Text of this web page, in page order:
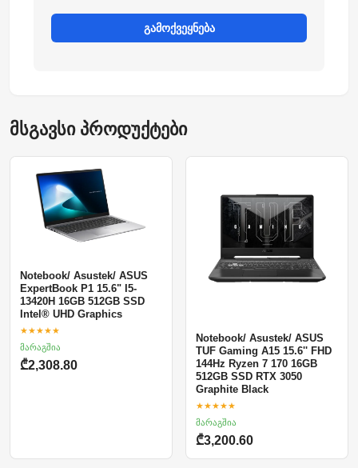
გამოქვეყნება
მსგავსი პროდუქტები
Notebook/ Asustek/ ASUS
ExpertBook P1 15.6" I5-
13420H 16GB 512GB SSD
Intel® UHD Graphics
★★★★★
მარაგშია
₾2,308.80
Notebook/ Asustek/ ASUS
TUF Gaming A15 15.6'' FHD
144Hz Ryzen 7 170 16GB
512GB SSD RTX 3050
Graphite Black
★★★★★
მარაგშია
₾3,200.60